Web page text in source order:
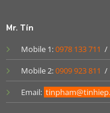
Mr. Tín
Mobile 1:0978 133 711 /
Mobile 2:0909 923 811 /
Email: